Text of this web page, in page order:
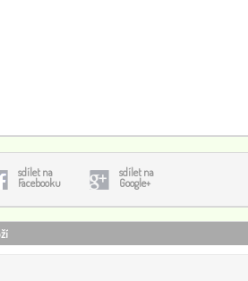
sdílet na
Facebooku
sdílet na
Google+